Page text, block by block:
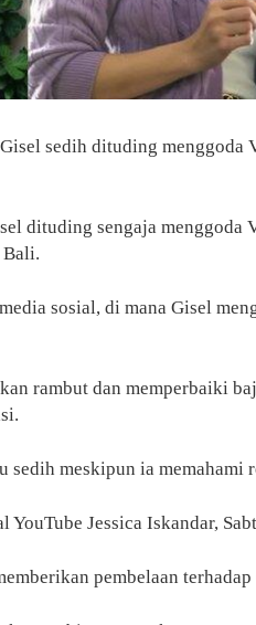
sedih dituding menggoda
dituding sengaja menggoda
Bali.
sosial, di mana Gisel
rambut dan memperbaiki
meskipun ia memahami
Jessica Iskandar,
pembelaan terhadap